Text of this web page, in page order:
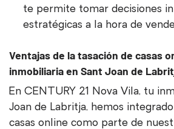
te permite tomar decisiones
estratégicas a la hora de
Ventajas de la tasación de casas
inmobiliaria en Sant Joan de
En CENTURY 21 Nova Vila, tu
Joan de Labritja, hemos
casas online como parte de